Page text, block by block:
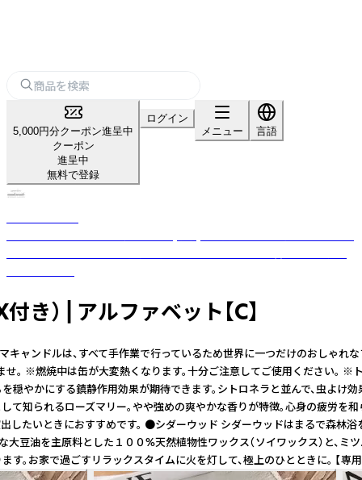
5,000円分クーポン進呈中
クーポン
進呈中
無料で登録
ログイン
メニュー
言語
） | アルファベット【C】
ドルは、すべて手作業で行っているため世界に一つだけのおし
燃焼中は缶が大変熱くなります。十分ご注意してご使用ください
にする鎮静作用効果が期待できます。シトロネラと並んで、虫
れるローズマリー。やや強めの爽やかな香りが特徴。心身の疲
いときにおすすめです。 ●シダーウッド シダーウッドはまるで
を主原料とした１００%天然植物性ワックス（ソイワックス）
家で過ごすリラックスタイムに火を灯して、極上のひとときに。 【